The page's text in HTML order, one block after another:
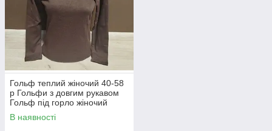
Гольф теплий жіночий 40-58
р Гольфи з довгим рукавом
Гольф під горло жіночий
Гольф трикотажний жіночий
чорний
В наявності